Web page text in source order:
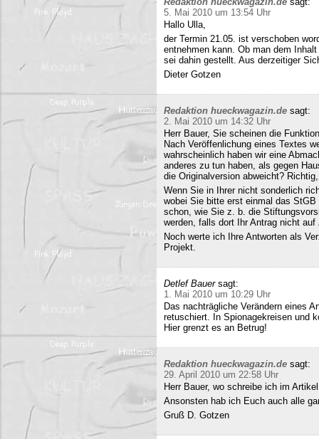
5. Mai 2010 um 13:54 Uhr
Hallo Ulla,
der Termin 21.05. ist verschoben
entnehmen kann. Ob man dem
sei dahin gestellt. Aus derzeitiger
Dieter Gotzen
Redaktion hueckwagazin.de sagt:
2. Mai 2010 um 14:32 Uhr
Herr Bauer, Sie scheinen die
Nach Veröffenlichung eines Textes
wahrscheinlich haben wir eine
anderes zu tun haben, als gegen
die Originalversion abweicht?
Wenn Sie in Ihrer nicht sonderlich
wobei Sie bitte erst einmal das
schon, wie Sie z. b. die
werden, falls dort Ihr Antrag nicht
Noch werte ich Ihre Antworten als
Projekt.
Detlef Bauer sagt:
1. Mai 2010 um 10:29 Uhr
Das nachträgliche Verändern eines
retuschiert. In Spionagekreisen und
Hier grenzt es an Betrug!
Redaktion hueckwagazin.de sagt:
29. April 2010 um 22:58 Uhr
Herr Bauer, wo schreibe ich im
Ansonsten hab ich Euch auch alle
Gruß D. Gotzen